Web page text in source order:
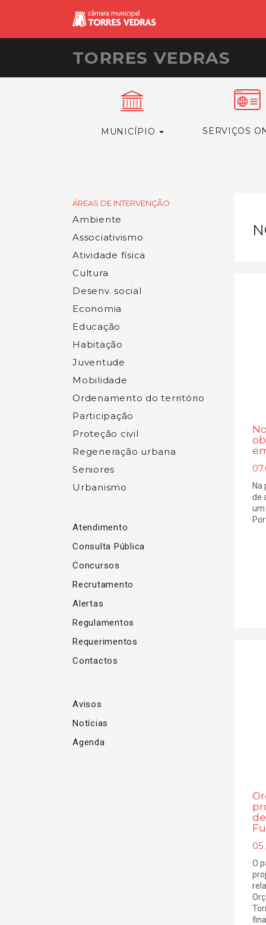
TORRES VEDRAS
MUNICÍPIO SERVIÇOS
ÁREAS DE INTERVENÇÃO
Ambiente
Associativismo
Atividade física
Cultura
Desenv. social
Economia
Educação
Habitação
Juventude
Mobilidade
Ordenamento do território
Participação
Proteção civil
Regeneração urbana
Seniores
Urbanismo
Atendimento
Consulta Pública
Concursos
Recrutamento
Alertas
Regulamentos
Requerimentos
Contactos
Avisos
Notícias
Agenda
Na
de
um
O